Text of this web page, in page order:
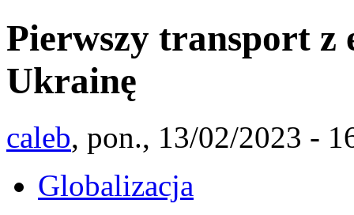
Pierwszy transport z
Ukrainę
caleb, pon., 13/02/2023 -
Globalizacja